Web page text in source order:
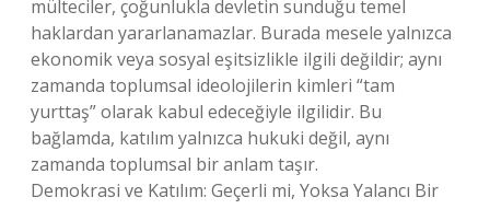
mülteciler, çoğunlukla devletin sunduğu temel
haklardan yararlanamazlar. Burada mesele yalnızca
ekonomik veya sosyal eşitsizlikle ilgili değildir; aynı
zamanda toplumsal ideolojilerin kimleri “tam
yurttaş” olarak kabul edeceğiyle ilgilidir. Bu
bağlamda, katılım yalnızca hukuki değil, aynı
zamanda toplumsal bir anlam taşır.
Demokrasi ve Katılım: Geçerli mi, Yoksa Yalancı Bir